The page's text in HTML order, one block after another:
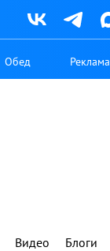
Обед Реклама
Видео Блоги